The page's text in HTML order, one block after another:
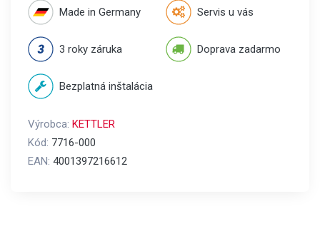
Made in Germany Servis u vás
3 roky záruka Doprava zadarmo
Bezplatná inštalácia
Výrobca: KETTLER
Kód: 7716-000
EAN: 4001397216612